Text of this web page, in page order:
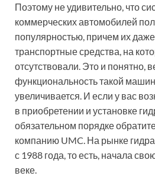
Поэтому не удивительно, что
коммерческих автомобилей
популярностью, причем их
транспортные средства, на
отсутствовали. Это и понятно,
функциональность такой
увеличивается. И если у вас
в приобретении и установке
обязательном порядке
компанию UMC. На рынке
с 1988 года, то есть, начала
веке.